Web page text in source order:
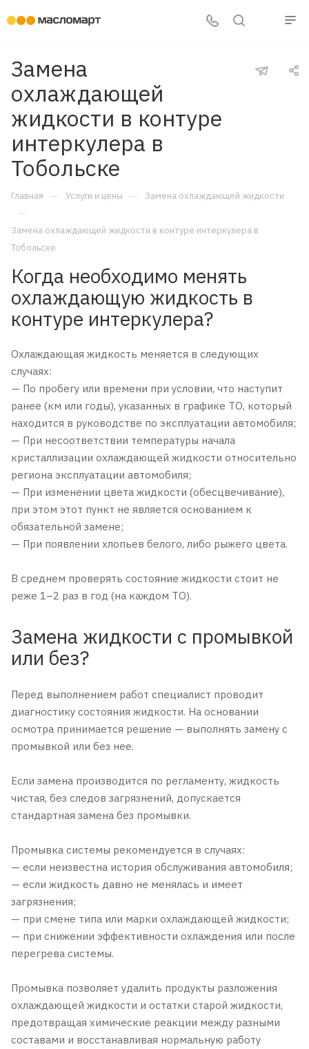
Замена
охлаждающей
жидкости в контуре
интеркулера в
Тобольске
Главная — Услуги и цены — Замена охлаждающей жидкости
—
Замена охлаждающей жидкости в контуре интеркулера в
Тобольске
Когда необходимо менять
охлаждающую жидкость в
контуре интеркулера?
Охлаждающая жидкость меняется в следующих
случаях:
— По пробегу или времени при условии, что наступит
ранее (км или годы), указанных в графике ТО, который
находится в руководстве по эксплуатации автомобиля;
— При несоответствии температуры начала
кристаллизации охлаждающей жидкости относительно
региона эксплуатации автомобиля;
— При изменении цвета жидкости (обесцвечивание),
при этом этот пункт не является основанием к
обязательной замене;
— При появлении хлопьев белого, либо рыжего цвета.
В среднем проверять состояние жидкости стоит не
реже 1–2 раз в год (на каждом ТО).
Замена жидкости с промывкой
или без?
Перед выполнением работ специалист проводит
диагностику состояния жидкости. На основании
осмотра принимается решение — выполнять замену с
промывкой или без нее.
Если замена производится по регламенту, жидкость
чистая, без следов загрязнений, допускается
стандартная замена без промывки.
Промывка системы рекомендуется в случаях:
— если неизвестна история обслуживания автомобиля;
— если жидкость давно не менялась и имеет
загрязнения;
— при смене типа или марки охлаждающей жидкости;
— при снижении эффективности охлаждения или после
перегрева системы.
Промывка позволяет удалить продукты разложения
охлаждающей жидкости и остатки старой жидкости,
предотвращая химические реакции между разными
составами и восстанавливая нормальную работу